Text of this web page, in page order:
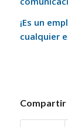
¡Es un
cualquier
Compartir